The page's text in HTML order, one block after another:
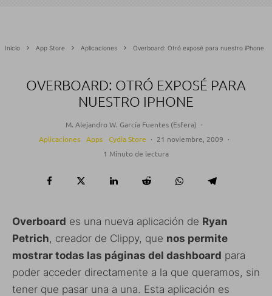
Inicio App Store Aplicaciones Overboard: Otró exposé para nuestro iPhone
OVERBOARD: OTRÓ EXPOSÉ PARA
NUESTRO IPHONE
M. Alejandro W. García Fuentes (Esfera) ·
Aplicaciones
Apps Cydia Store · 21 noviembre, 2009 ·
1 Minuto de lectura
Overboard es una nueva aplicación de Ryan
Petrich, creador de Clippy, que nos permite
mostrar todas las páginas del dashboard para
poder acceder directamente a la que queramos, sin
tener que pasar una a una. Esta aplicación es